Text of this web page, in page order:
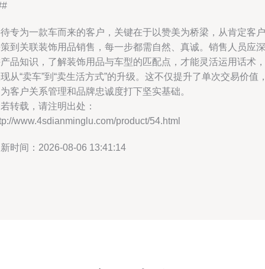
专为一款车而来的客户，关键在于以赞美为桥梁，从肯定客户
到关联装饰用品销售，每一步都需自然、真诚。销售人员应深
品知识，了解装饰用品与车型的匹配点，才能灵活运用话术，
从“卖车”到“卖生活方式”的升级。这不仅提升了单次交易价值
客户关系管理和品牌忠诚度打下坚实基础。
转载，请注明出处：
www.4sdianminglu.com/product/54.html
时间：2026-08-06 13:41:14